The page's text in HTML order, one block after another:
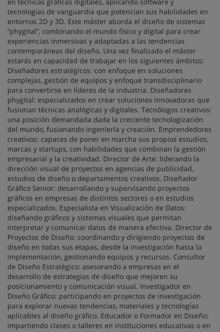
tecnologías de vanguardia que potencian sus habilidades en
entornos 2D y 3D. Este máster aborda el diseño de sistemas
“phygital”, combinando el mundo físico y digital para crear
experiencias inmersivas y adaptadas a las tendencias
contemporáneas del diseño. Una vez finalizado el máster
estarás en capacidad de trabajar en los siguientes ámbitos:
Diseñadores estratégicos: con enfoque en soluciones
complejas, gestión de equipos y enfoque transdisciplinario
para convertirse en líderes de la industria. Diseñadores
phygital: especializados en crear soluciones innovadoras que
fusionan técnicas analógicas y digitales. Tecnólogos creativos:
una posición demandada dada la creciente tecnologización
del mundo, fusionando ingeniería y creación. Emprendedores
creativos: capaces de poner en marcha sus propios estudios,
marcas y startups, con habilidades que combinan la gestión
empresarial y la creatividad. Director de Arte: liderando la
dirección visual de proyectos en agencias de publicidad,
estudios de diseño o departamentos creativos. Diseñador
Gráfico Senior: desarrollando y supervisando proyectos
gráficos en empresas de distintos sectores o en estudios
especializados. Especialista en Visualización de Datos:
diseñando gráficos y sistemas visuales que permitan
interpretar y comunicar datos de manera efectiva. Director de
Proyectos de Diseño: coordinando y dirigiendo proyectos de
diseño en todas sus etapas, desde la investigación hasta la
implementación, gestionando equipos y recursos. Consultor
de Diseño Estratégico: asesorando a empresas en el
desarrollo de estrategias de diseño que mejoren su
posicionamiento y comunicación visual. Investigador en
Diseño Gráfico: participando en proyectos de investigación
para explorar nuevas tendencias, materiales y tecnologías
aplicables al diseño gráfico. Educador o Formador en Diseño:
impartiendo clases o talleres en instituciones educativas o en